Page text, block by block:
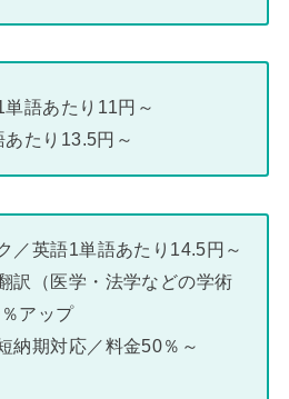
語あたり11円～
たり13.5円～
／英語1単語あたり14.5円～
訳（医学・法学などの学術
アップ
納期対応／料金50％～